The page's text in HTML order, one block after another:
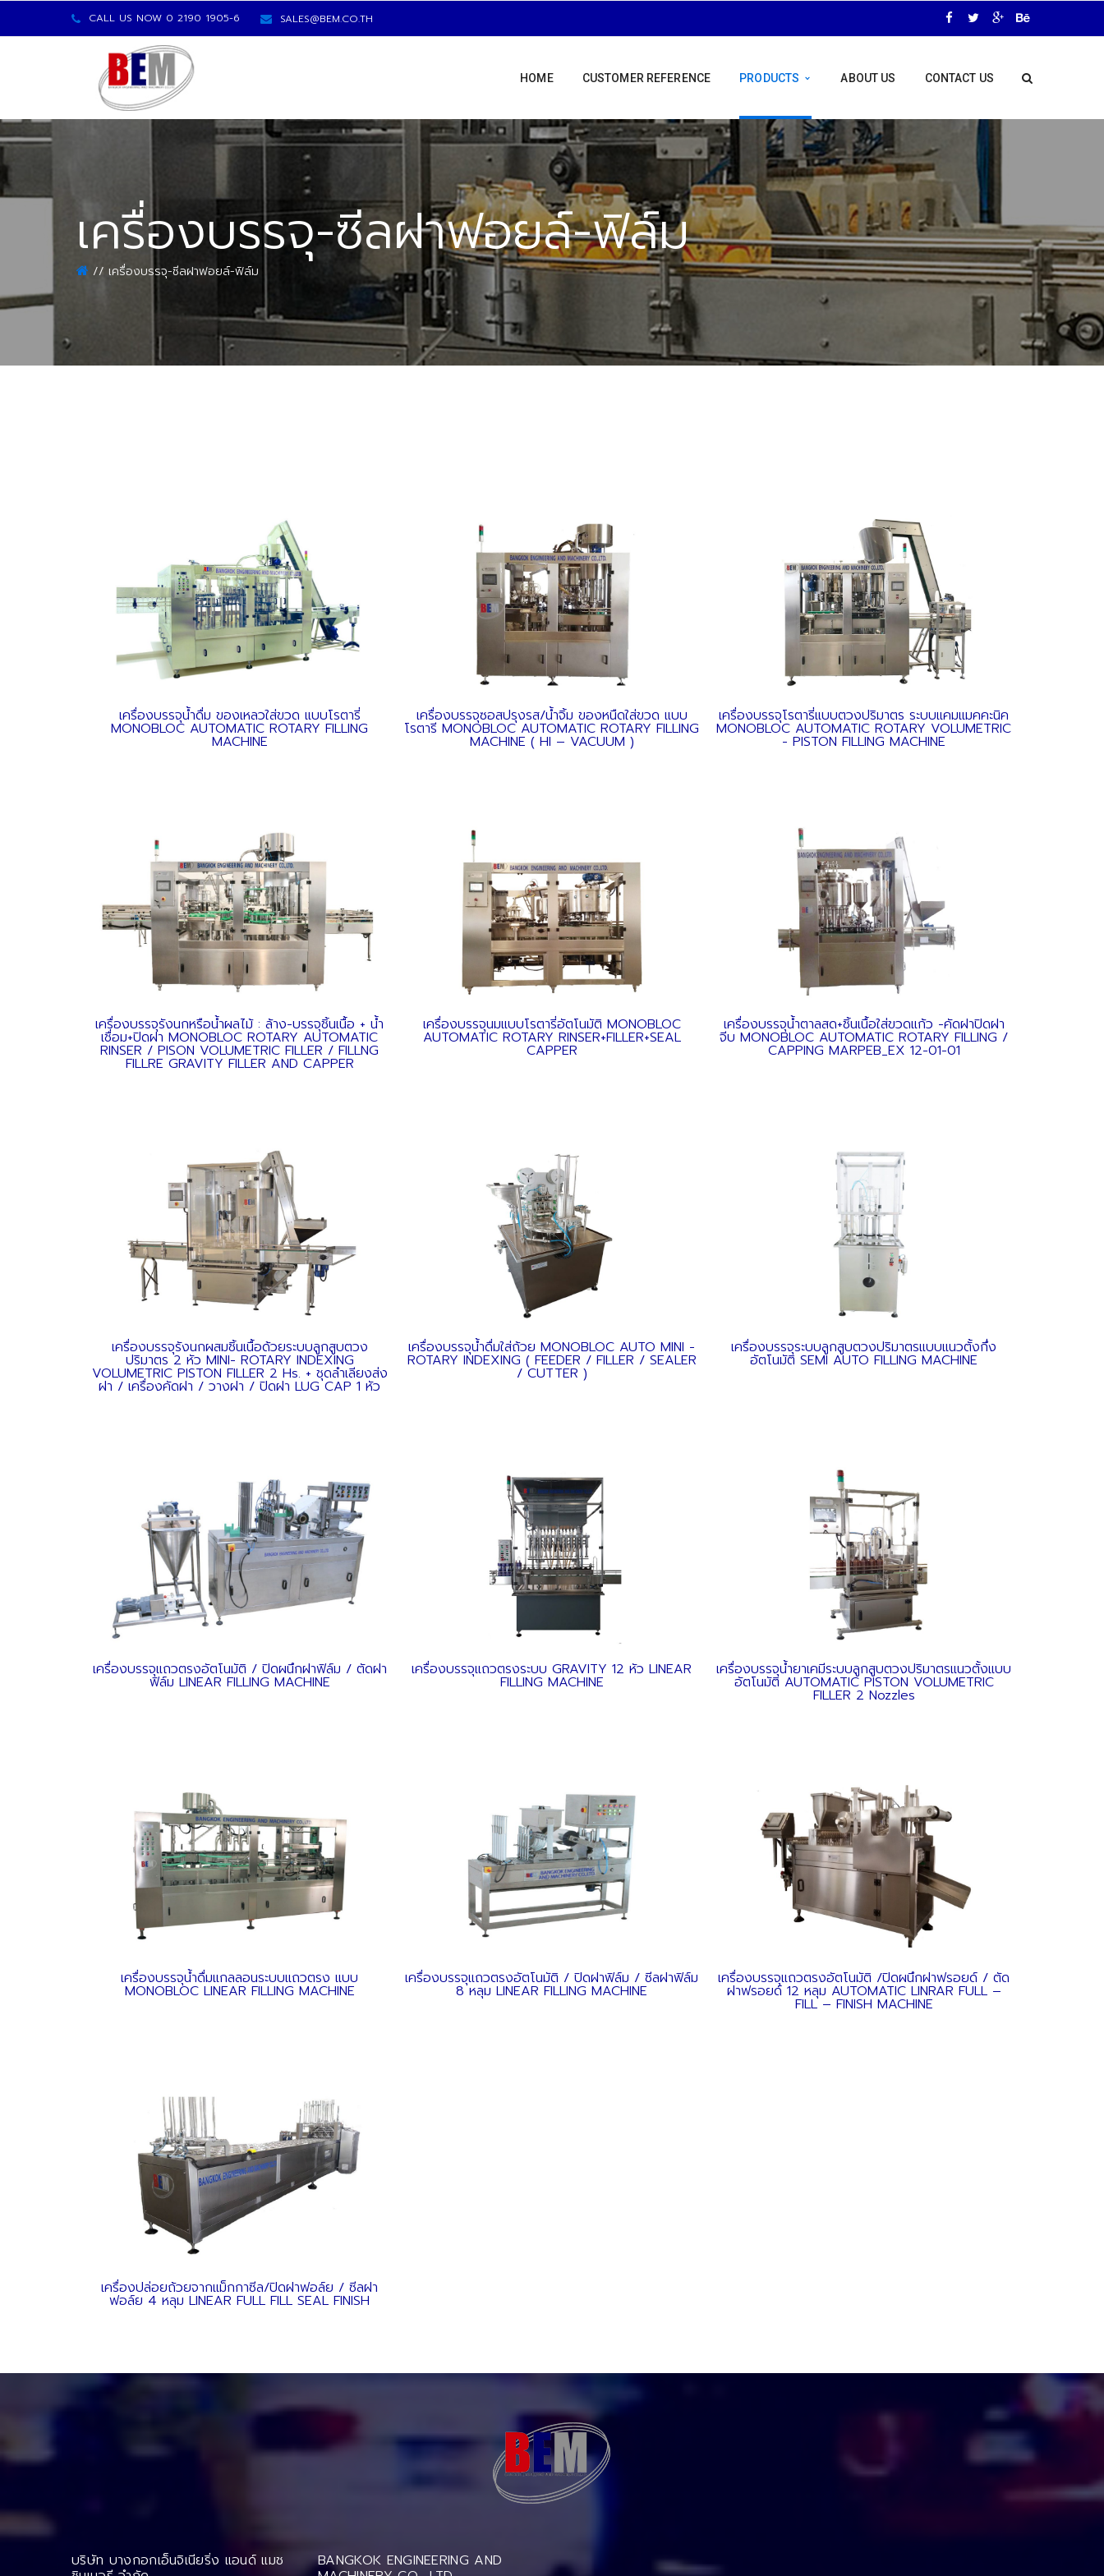
CALL US NOW 0 2190 1905-6 SALES@BEM.CO.TH
HOME CUSTOMER REFERENCE PRODUCTS ABOUT US CONTACT US
เครื่องบรรจุ-ซีลฝาฟอยล์-ฟิล์ม
เครื่องบรรจุ-ซีลฝาฟอยล์-ฟิล์ม
เครื่องบรรจุน้ำดื่ม ของเหลวใส่ขวด แบบโรตารี่
MONOBLOC AUTOMATIC ROTARY FILLING
MACHINE
เครื่องบรรจุซอสปรุงรส/น้ำจิ้ม ของหนืดใส่ขวด แบบ
โรตารี MONOBLOC AUTOMATIC ROTARY FILLING
MACHINE ( HI – VACUUM )
เครื่องบรรจุโรตารี่แบบตวงปริมาตร ระบบแคมแมคคะนิค
MONOBLOC AUTOMATIC ROTARY VOLUMETRIC
- PISTON FILLING MACHINE
เครื่องบรรจุรังนกหรือน้ำผลไม้ : ล้าง-บรรจุชิ้นเนื้อ + น้ำ
เชื่อม+ปิดฝา MONOBLOC ROTARY AUTOMATIC
RINSER / PISON VOLUMETRIC FILLER / FILLNG
FILLRE GRAVITY FILLER AND CAPPER
เครื่องบรรจุนมแบบโรตารี่อัตโนมัติ MONOBLOC
AUTOMATIC ROTARY RINSER+FILLER+SEAL
CAPPER
เครื่องบรรจุน้ำตาลสด+ชิ้นเนื้อใส่ขวดแก้ว -คัดฝาปิดฝา
จีบ MONOBLOC AUTOMATIC ROTARY FILLING /
CAPPING MARPEB_EX 12-01-01
เครื่องบรรจุรังนกผสมชิ้นเนื้อด้วยระบบลูกสูบตวง
ปริมาตร 2 หัว MINI- ROTARY INDEXING
VOLUMETRIC PISTON FILLER 2 Hs. + ชุดลำเลียงส่ง
ฝา / เครื่องคัดฝา / วางฝา / ปิดฝา LUG CAP 1 หัว
เครื่องบรรจุน้ำดื่มใส่ถ้วย MONOBLOC AUTO MINI -
ROTARY INDEXING ( FEEDER / FILLER / SEALER
/ CUTTER )
เครื่องบรรจุระบบลูกสูบตวงปริมาตรแบบแนวตั้งกึ่ง
อัตโนมัติ SEMI AUTO FILLING MACHINE
เครื่องบรรจุแถวตรงอัตโนมัติ / ปิดผนึกฝาฟิล์ม / ตัดฝา
ฟิล์ม LINEAR FILLING MACHINE
เครื่องบรรจุแถวตรงระบบ GRAVITY 12 หัว LINEAR
FILLING MACHINE
เครื่องบรรจุน้ำยาเคมีระบบลูกสูบตวงปริมาตรแนวตั้งแบบ
อัตโนมัติ AUTOMATIC PISTON VOLUMETRIC
FILLER 2 Nozzles
เครื่องบรรจุน้ำดื่มแกลลอนระบบแถวตรง แบบ
MONOBLOC LINEAR FILLING MACHINE
เครื่องบรรจุแถวตรงอัตโนมัติ / ปิดฝาฟิล์ม / ซีลฝาฟิล์ม
8 หลุม LINEAR FILLING MACHINE
เครื่องบรรจุแถวตรงอัตโนมัติ /ปิดผนึกฝาฟรอยด์ / ตัด
ฝาฟรอยด์ 12 หลุม AUTOMATIC LINRAR FULL –
FILL – FINISH MACHINE
เครื่องปล่อยถ้วยจากแม็กกาซีล/ปิดฝาฟอล์ย / ซีลฝา
ฟอล์ย 4 หลุม LINEAR FULL FILL SEAL FINISH
บริษัท บางกอกเอ็นจิเนียริ่ง แอนด์ แมช BANGKOK ENGINEERING AND